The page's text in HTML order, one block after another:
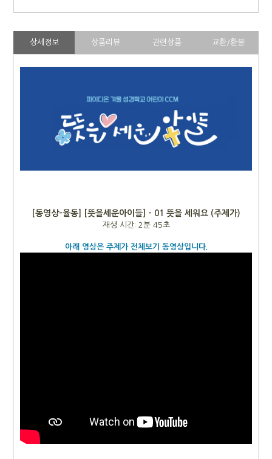
상세정보 상품리뷰 관련상품 교환/환불
[동영상-율동] [뜻을세운아이들] - 01 뜻을 세워요 (주제가)
재생 시간: 2분 45초
아래 영상은 주제가 전체보기 동영상입니다.